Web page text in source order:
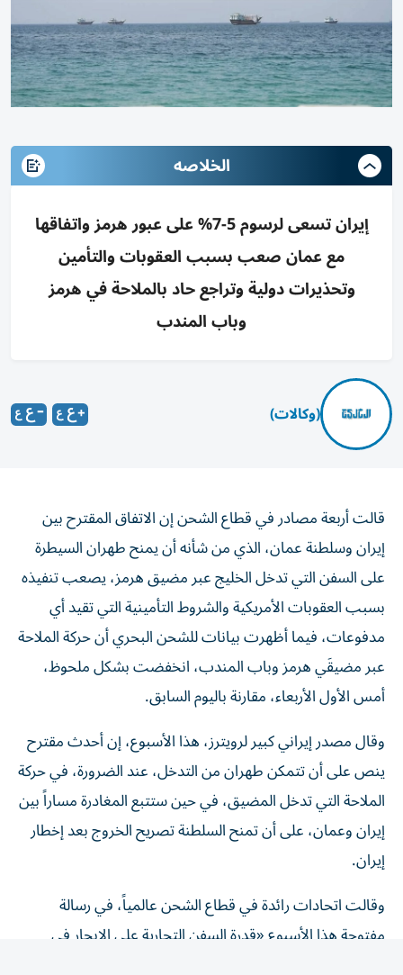
الخلاصه
إيران تسعى لرسوم 5-7% على عبور هرمز واتفاقها
مع عمان صعب بسبب العقوبات والتأمين
وتحذيرات دولية وتراجع حاد بالملاحة في هرمز
وباب المندب
(وكالات)
قالت أربعة مصادر في قطاع الشحن إن الاتفاق المقترح بين
إيران وسلطنة عمان، الذي من ‌شأنه أن يمنح طهران السيطرة
على السفن التي تدخل الخليج عبر ​مضيق هرمز، يصعب تنفيذه
بسبب العقوبات الأمريكية والشروط التأمينية ‌التي تقيد أي
مدفوعات، فيما أظهرت بيانات للشحن البحري أن حركة الملاحة
عبر مضيقَي هرمز وباب المندب، انخفضت بشكل ملحوظ، ​
أمس الأول الأربعاء، مقارنة باليوم السابق.
وقال مصدر إيراني كبير لرويترز، هذا الأسبوع، إن أحدث مقترح
ينص على أن تتمكن طهران من التدخل، عند الضرورة، في حركة
الملاحة التي تدخل المضيق، ​في حين ستتبع المغادرة مساراً بين
إيران وعمان، على ‌أن تمنح السلطنة تصريح الخروج بعد إخطار
إيران.
وقالت اتحادات رائدة في قطاع الشحن عالمياً، في رسالة
مفتوحة هذا الأسبوع «قدرة السفن التجارية على الإبحار في
الممرات المائية الدولية بأمان وعلى نحو يمكن التنبؤ به، ومن